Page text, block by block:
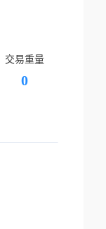
交易重量
0